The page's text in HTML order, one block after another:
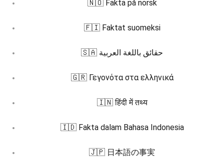
🇳🇴 Fakta på norsk
🇫🇮 Faktat suomeksi
🇸🇦 حقائق باللغة العربية
🇬🇷 Γεγονότα στα ελληνικά
🇮🇳 हिंदी में तथ्य
🇮🇩 Fakta dalam Bahasa Indonesia
🇯🇵 日本語の事実